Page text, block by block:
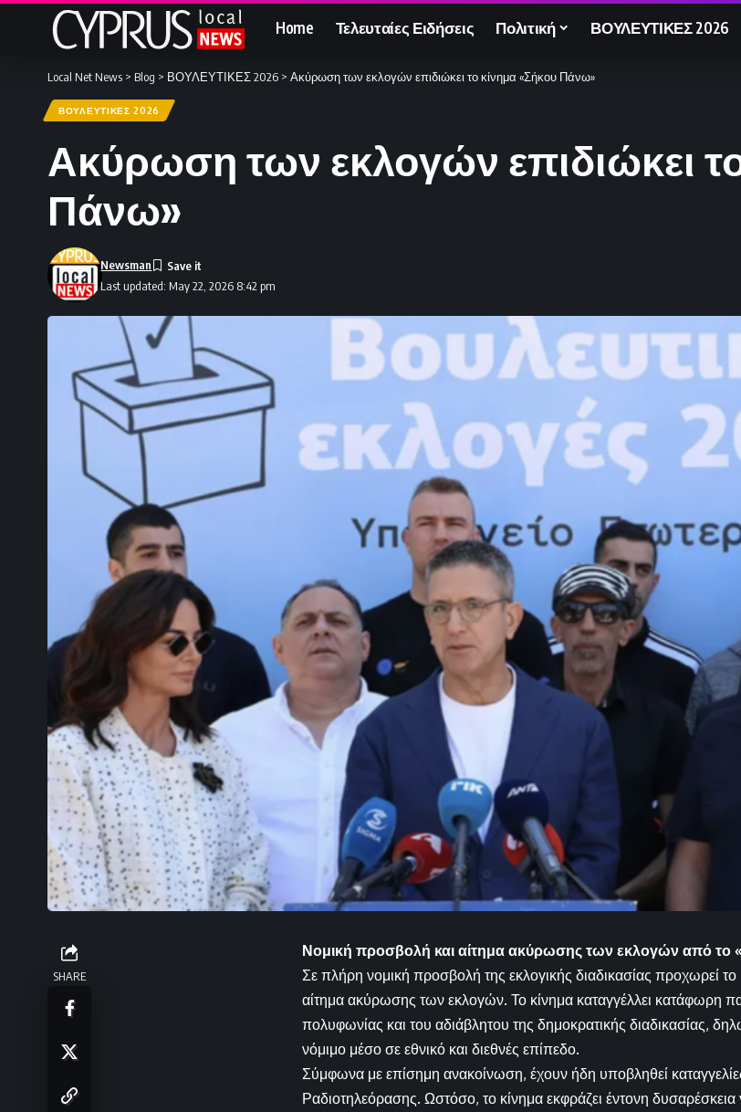
Home Τελευταίες Ειδήσεις Πολιτική ΒΟΥΛΕΥΤΙΚΕΣ 2026
Local Net News > Blog > ΒΟΥΛΕΥΤΙΚΕΣ 2026 > Ακύρωση των εκλογών επιδιώκει το κίνημα «Σήκου Πάνω»
ΒΟΥΛΕΥΤΙΚΕΣ 2026
Ακύρωση των εκλογών επιδιώκει
Πάνω»
Last updated: May 22, 2026 8:42 pm
Newsman
SHARE
Νομική προσβολή και αίτημα ακύρωσης των εκλογών από
Σε πλήρη νομική προσβολή της εκλογικής διαδικασίας προχωρεί
αίτημα ακύρωσης των εκλογών. Το κίνημα καταγγέλλει κατάφωρη
πολυφωνίας και του αδιάβλητου της δημοκρατικής διαδικασίας,
νόμιμο μέσο σε εθνικό και διεθνές επίπεδο.
Σύμφωνα με επίσημη ανακοίνωση, έχουν ήδη υποβληθεί
Ραδιοτηλεόρασης. Ωστόσο, το κίνημα εκφράζει έντονη δυσαρέσκεια